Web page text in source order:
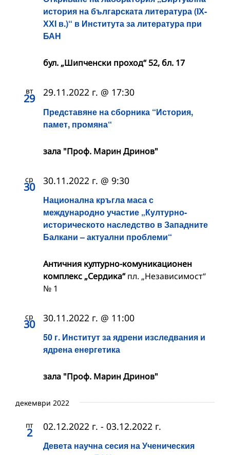
история на българската литература (ІХ-
ХХІ в.)“ в Института за литература при
БАН
бул. „Шипченски проход“ 52, бл. 17
вт
29
Представяне на сборника “История,
памет, промяна“
29.11.2022 г. @ 17:30
зала "Проф. Марин Дринов"
ср
30
Национална кръгла маса с
международно участие „Културно-
историческото наследство в Западните
Балкани – актуални проблеми“
30.11.2022 г. @ 9:30
Античния културно-комуникационен
комплекс „Сердика“пл. „Независимост“
№ 1
ср
30
50 г. Институт за ядрени изследвания и
ядрена енергетика
30.11.2022 г. @ 11:00
зала "Проф. Марин Дринов"
декември 2022
пт
2
Девета научна сесия на Ученическия
02.12.2022 г. - 03.12.2022 г.